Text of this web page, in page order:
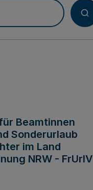
Beamtinnen
Sonderurlaub
im Land
NRW - FrUrlV